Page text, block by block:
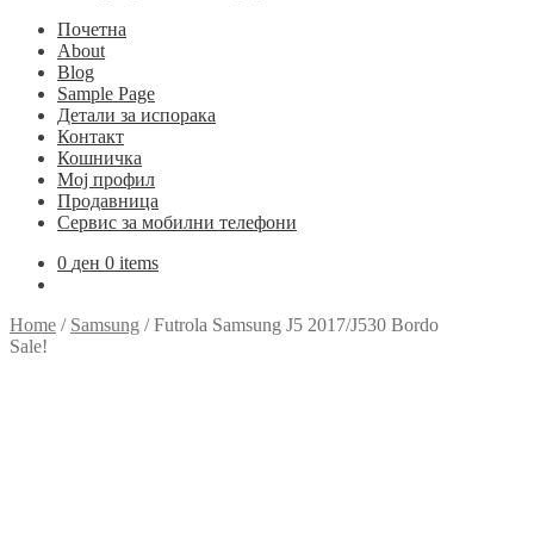
Почетна
About
Blog
Sample Page
Детали за испорака
Контакт
Кошничка
Мој профил
Продавница
Сервис за мобилни телефони
0 ден 0 items
Home / Samsung /Futrola Samsung J5 2017/J530 Bordo
Sale!